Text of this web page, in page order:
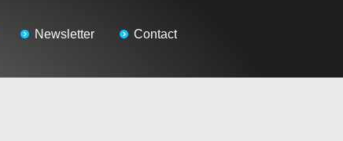
Newsletter Contact